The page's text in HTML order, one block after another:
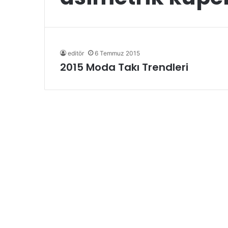
editör 6 Temmuz 2015
2015 Moda Takı Trendleri